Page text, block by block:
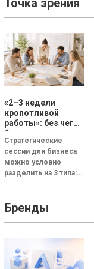
Точка зрения
«2–3 недели
кропотливой
работы»: без чего
бизнесу нет
смысла
проводить
стратегическую
сессию
Стратегические
сессии для бизнеса
можно условно
разделить на 3 типа:
трансформационная.
Неудачная — это
Бренды